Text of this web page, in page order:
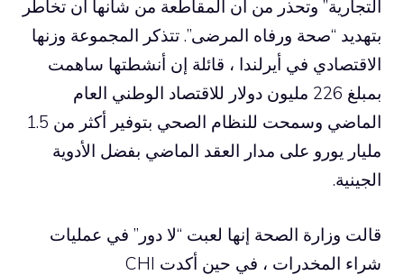
التجارية” وتحذر من أن المقاطعة من شأنها أن تخاطر
بتهديد “صحة ورفاه المرضى”. تتذكر المجموعة وزنها
الاقتصادي في أيرلندا ، قائلة إن أنشطتها ساهمت
بمبلغ 226 مليون دولار للاقتصاد الوطني العام
الماضي وسمحت للنظام الصحي بتوفير أكثر من 1.5
مليار يورو على مدار العقد الماضي بفضل الأدوية
الجينية.
قالت وزارة الصحة إنها لعبت “لا دور” في عمليات
شراء المخدرات ، في حين أكدت CHI